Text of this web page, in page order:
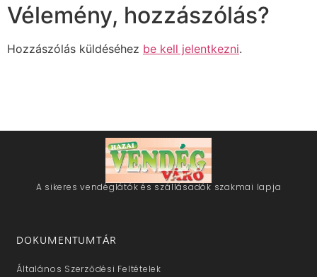
Vélemény, hozzászólás?
Hozzászólás küldéséhez be kell jelentkezni.
A sikeres vendéglátók és szállásadók szakmai lapja
DOKUMENTUMTÁR
Általános Szerződési Feltételek